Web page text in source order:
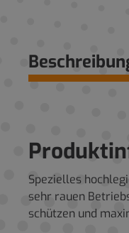
Spezielles
sehr rauen
schützen und